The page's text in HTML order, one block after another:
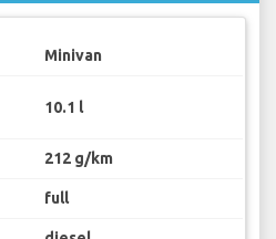
Minivan
10.1 l
212 g/km
full